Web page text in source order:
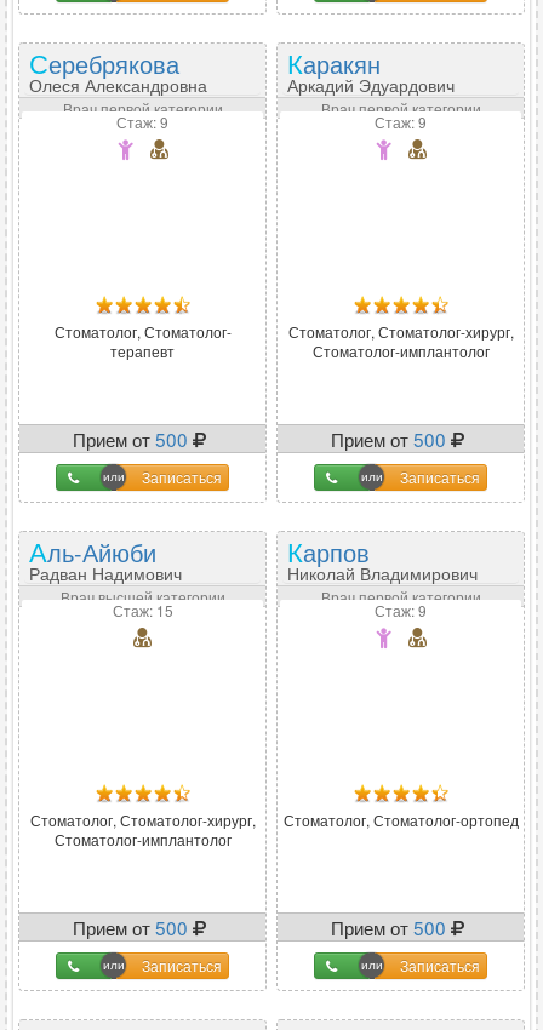
Серебрякова
Олеся Александровна
Врач первой категории
Стаж: 9
Стоматолог, Стоматолог-
терапевт
Прием от500
Записаться
Каракян
Аркадий Эдуардович
Врач первой категории
Стаж: 9
Стоматолог, Стоматолог-хирург,
Стоматолог-имплантолог
Прием от500
Записаться
Аль-Айюби
Радван Надимович
Врач высшей категории
Стаж: 15
Стоматолог, Стоматолог-хирург,
Стоматолог-имплантолог
Прием от500
Записаться
Карпов
Николай Владимирович
Врач первой категории
Стаж: 9
Стоматолог, Стоматолог-ортопед
Прием от500
Записаться